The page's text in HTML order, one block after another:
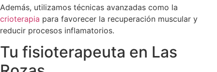
Además, utilizamos técnicas avanzadas como la
crioterapia para favorecer la recuperación muscular y
reducir procesos inflamatorios.
Tu fisioterapeuta en Las